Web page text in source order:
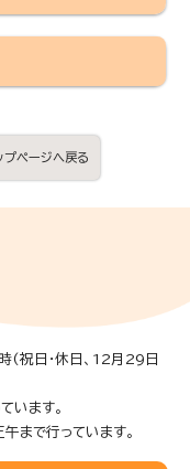
プページへ戻る
(祝日・休日、12月29日
います。
まで行っています。